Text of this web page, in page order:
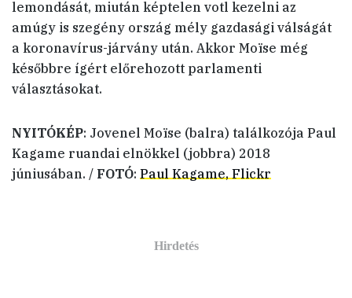
lemondását, miután képtelen votl kezelni az
amúgy is szegény ország mély gazdasági válságát
a koronavírus-járvány után. Akkor Moïse még
későbbre ígért előrehozott parlamenti
választásokat.
NYITÓKÉP: Jovenel Moïse (balra) találkozója Paul
Kagame ruandai elnökkel (jobbra) 2018
júniusában. / FOTÓ: Paul Kagame, Flickr